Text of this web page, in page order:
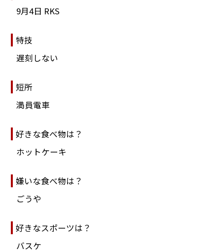
9月4日 RKS
特技
遅刻しない
短所
満員電車
好きな食べ物は？
ホットケーキ
嫌いな食べ物は？
ごうや
好きなスポーツは？
バスケ